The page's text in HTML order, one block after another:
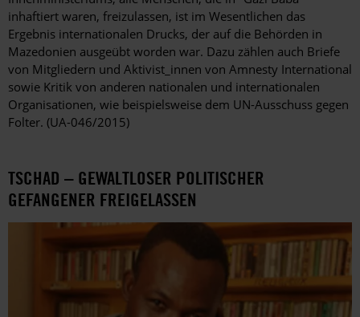
inhaftiert waren, freizulassen, ist im Wesentlichen das
Ergebnis internationalen Drucks, der auf die Behörden in
Mazedonien ausgeübt worden war. Dazu zählen auch Briefe
von Mitgliedern und Aktivist_innen von Amnesty International
sowie Kritik von anderen nationalen und internationalen
Organisationen, wie beispielsweise dem UN-Ausschuss gegen
Folter. (UA-046/2015)
TSCHAD – GEWALTLOSER POLITISCHER
GEFANGENER FREIGELASSEN